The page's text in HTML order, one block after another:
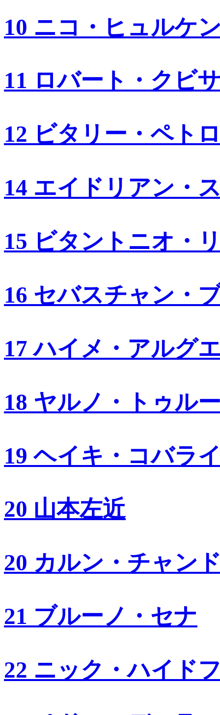
10 ニコ・ヒュルケ
11 ロバート・クビ
12 ビタリー・ペト
14 エイドリアン・
15 ビタントニオ・
16 セバスチャン・
17 ハイメ・アルグ
18 ヤルノ・トゥル
19 ヘイキ・コバラ
20 山本左近
20 カルン・チャン
21 ブルーノ・セナ
22 ニック・ハイド